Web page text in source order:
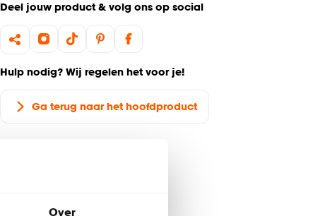
Over
Deel jouw product & volg ons op social
Hulp nodig? Wij regelen het voor je!
Ga terug naar het hoofdproduct